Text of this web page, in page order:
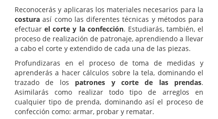
Reconocerás y aplicaras los materiales necesarios para la
costura así como las diferentes técnicas y métodos para
efectuarel corte y la confección. Estudiarás, también, el
proceso de realización de patronaje, aprendiendo a llevar
a cabo el corte y extendido de cada una de las piezas.
Profundizaras en el proceso de toma de medidas y
aprenderás a hacer cálculos sobre la tela, dominando el
trazado de los patrones y corte de las prendas.
Asimilarás como realizar todo tipo de arreglos en
cualquier tipo de prenda, dominando así el proceso de
confección como: armar, probar y rematar.